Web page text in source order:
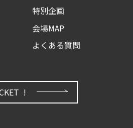
特別企画
会場MAP
よくある質問
!